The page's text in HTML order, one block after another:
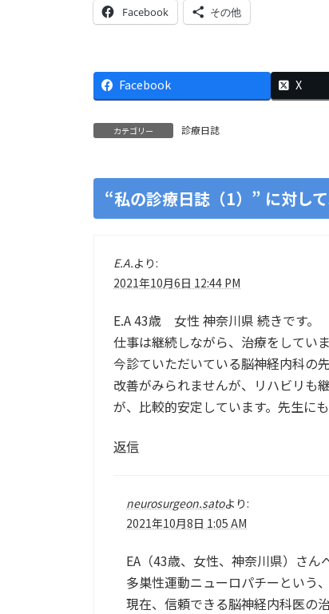
Facebook その他
Facebook X
カテゴリー 診療日誌
“私の診療日誌（1） ” に対し
E.A.より:
2021年10月6日 12:44 PM
E.A 43歳 女性 神奈川県 続きです。
仕事は継続しながら、治療をしてい
今診ていただいている脳神経内科の
改善がみられませんが、リハビリも
が、比較的安定しています。先生に
返信
neurosurgeon.satoより:
2021年10月8日 1:05 AM
EA（43歳、女性、神奈川県）さん
多巣性運動ニューロパチーという
現在、信頼できる脳神経内科医の